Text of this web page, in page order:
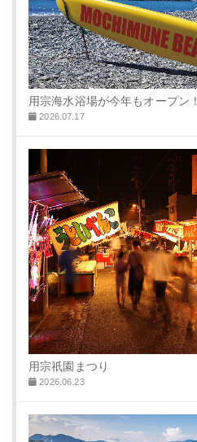
用宗海水浴場が今年もオープン！
2026.07.17
用宗祇園まつり
2026.06.23